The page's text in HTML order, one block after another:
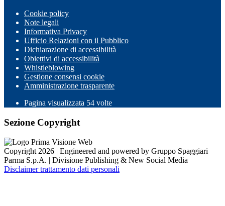
Cookie policy
Note legali
Informativa Privacy
Ufficio Relazioni con il Pubblico
Dichiarazione di accessibilità
Obiettivi di accessibilità
Whistleblowing
Gestione consensi cookie
Amministrazione trasparente
Pagina visualizzata 54 volte
Sezione Copyright
Copyright 2026 | Engineered and powered by Gruppo Spaggiari
Parma S.p.A. | Divisione Publishing & New Social Media
Disclaimer trattamento dati personali